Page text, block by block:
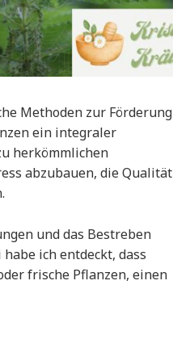
Methoden zur Förderung
ein integraler
herkömmlichen
abzubauen, die Qualität
und das Bestreben
ich entdeckt, dass
frische Pflanzen, einen